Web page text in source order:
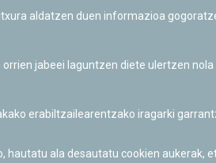
aldatzen duen informazioa
jabeei laguntzen diete ulertzen
erabiltzailearentzako iragarki
ala desautatu cookien aukerak,